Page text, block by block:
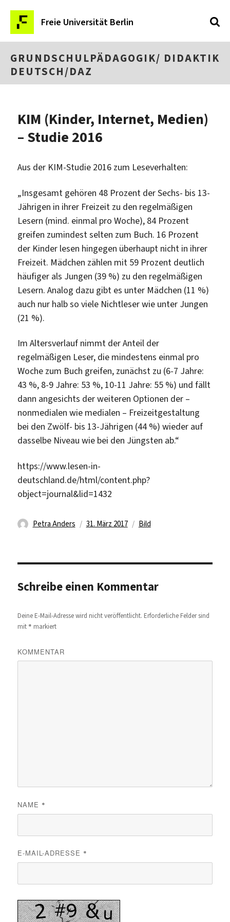
Freie Universität Berlin
GRUNDSCHULPÄDAGOGIK/ DIDAKTIK
DEUTSCH/DAZ
KIM (Kinder, Internet, Medien)
– Studie 2016
Aus der KIM-Studie 2016 zum Leseverhalten:
„Insgesamt gehören 48 Prozent der Sechs- bis 13-
Jährigen in ihrer Freizeit zu den regelmäßigen
Lesern (mind. einmal pro Woche), 84 Prozent
greifen zumindest selten zum Buch. 16 Prozent
der Kinder lesen hingegen überhaupt nicht in ihrer
Freizeit. Mädchen zählen mit 59 Prozent deutlich
häufiger als Jungen (39 %) zu den regelmäßigen
Lesern. Analog dazu gibt es unter Mädchen (11 %)
auch nur halb so viele Nichtleser wie unter Jungen
(21 %).
Im Altersverlauf nimmt der Anteil der
regelmäßigen Leser, die mindestens einmal pro
Woche zum Buch greifen, zunächst zu (6-7 Jahre:
43 %, 8-9 Jahre: 53 %, 10-11 Jahre: 55 %) und fällt
dann angesichts der weiteren Optionen der –
nonmedialen wie medialen – Freizeitgestaltung
bei den Zwölf- bis 13-Jährigen (44 %) wieder auf
dasselbe Niveau wie bei den Jüngsten ab.“
https://www.lesen-in-
deutschland.de/html/content.php?
object=journal&lid=1432
Autor
Petra Anders
Veröffentlicht
31. März 2017 Format
Bild
Schreibe einen Kommentar
Deine E-Mail-Adresse wird nicht veröffentlicht. Erforderliche Felder sind
mit * markiert
KOMMENTAR
NAME *
E-MAIL-ADRESSE *